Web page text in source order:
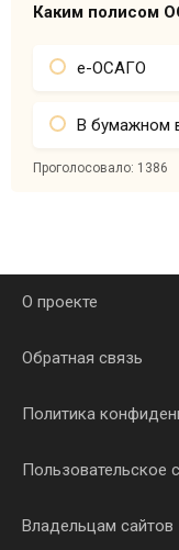
Каким полисом
е-ОСАГО
В бумажном
Проголосовало: 1386
О проекте
Обратная связь
Политика
Пользовательское
Владельцам сайтов